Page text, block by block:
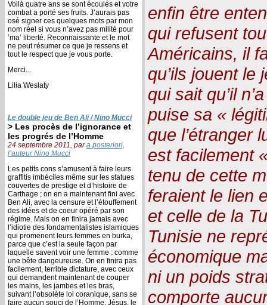
Voilà quatre ans se sont écoulés et votre
combat a porté ses fruits. J’aurais pas
osé signer ces quelques mots par mon
nom réel si vous n’avez pas milité pour
’ma’ liberté. Reconnaissante et le mot
ne peut résumer ce que je ressens et
tout le respect que je vous porte.
Merci...
Lilia Weslaty
Le double jeu de Ben Ali / Nino Mucci
> Les procès de l’ignorance et
les progrés de l’Homme
24 septembre 2011, para posteriori,
l’auteur Nino Mucci
Les petits cons s’amusent à faire leurs
graffitis imbéciles même sur les statues
couvertes de prestige et d’histoire de
Carthage ; on en a maintenant fini avec
Ben Ali, avec la censure et l’étouffement
des idées et de coeur opéré par son
régime. Mais on en finira jamais avec
l’idiotie des fondamentalistes islamiques
qui promenent leurs femmes en burka,
parce que c’est la seule façon par
laquelle savent voir une femme : comme
une bête dangeureuse. On en finira pas
facilement, terrible dictature, avec ceux
qui demandent maintenant de couper
les mains, les jambes et les bras,
suivant l’obsolète loi coranique, sans se
faire aucun souci de l’Homme. Jésus, le
enfin être
qui refusent
Américains, il
qu’ils jouent le
qui sait qu’il
puise sa «
que l’étranger
est facilement
tenu de cette
feraient le lien
et celle de la
Tunisie ne
économique
ni un poids
comporte